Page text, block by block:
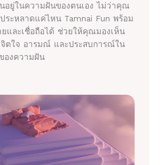
อยู่ในความฝันของตนเอง ไม่ว่าคุณ
ระหลาดแค่ไหน Tamnai Fun พร้อม
และเชื่อถือได้ ช่วยให้คุณมองเห็น
จิตใจ อารมณ์ และประสบการณ์ใน
องความฝัน